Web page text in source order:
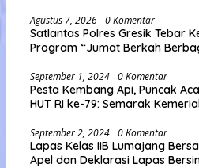
Agustus 7, 2026 0 Komentar
Satlantas Polres Gresik Tebar
Program “Jumat Berkah
September 1, 2024 0 Komentar
Pesta Kembang Api, Puncak
HUT RI ke-79: Semarak
September 2, 2024 0 Komentar
Lapas Kelas IIB Lumajang
Apel dan Deklarasi Lapas